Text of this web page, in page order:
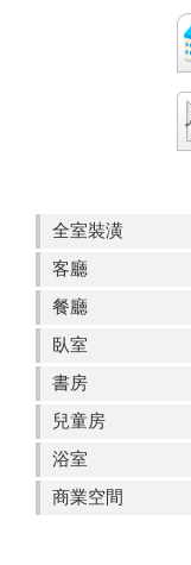
全室裝潢
客廳
餐廳
臥室
書房
兒童房
浴室
商業空間